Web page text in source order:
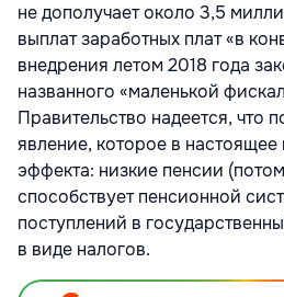
не дополучает около 3,5
выплат заработных плат «в
внедрения летом 2018 года
названного «маленькой
Правительство надеется, что
явление, которое в
эффекта: низкие пенсии
способствует пенсионной
поступлений в
в виде налогов.